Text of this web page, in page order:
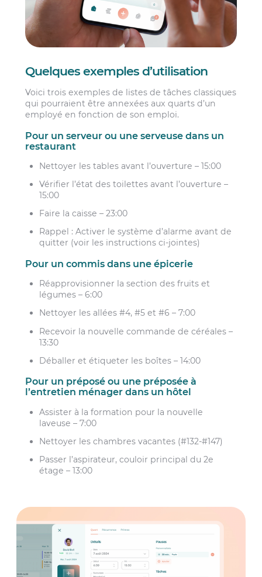
Quelques exemples d’utilisation
Voici trois exemples de listes de tâches classiques
qui pourraient être annexées aux quarts d’un
employé en fonction de son emploi.
Pour un serveur ou une serveuse dans un
restaurant
Nettoyer les tables avant l’ouverture – 15:00
Vérifier l’état des toilettes avant l’ouverture –
15:00
Faire la caisse – 23:00
Rappel : Activer le système d’alarme avant de
quitter (voir les instructions ci-jointes)
Pour un commis dans une épicerie
Réapprovisionner la section des fruits et
légumes – 6:00
Nettoyer les allées #4, #5 et #6 – 7:00
Recevoir la nouvelle commande de céréales –
13:30
Déballer et étiqueter les boîtes – 14:00
Pour un préposé ou une préposée à
l’entretien ménager dans un hôtel
Assister à la formation pour la nouvelle
laveuse – 7:00
Nettoyer les chambres vacantes (#132-#147)
Passer l’aspirateur, couloir principal du 2e
étage – 13:00